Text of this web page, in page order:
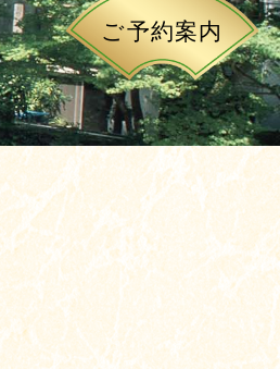
ご予約案内